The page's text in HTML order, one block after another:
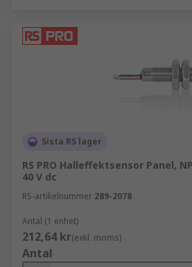
Sista RS lager
RS PRO Halleffektsensor Panel,
40 V dc
RS-artikelnummer 289-2078
Antal (1 enhet)
212,64 kr(exkl. moms)
Antal